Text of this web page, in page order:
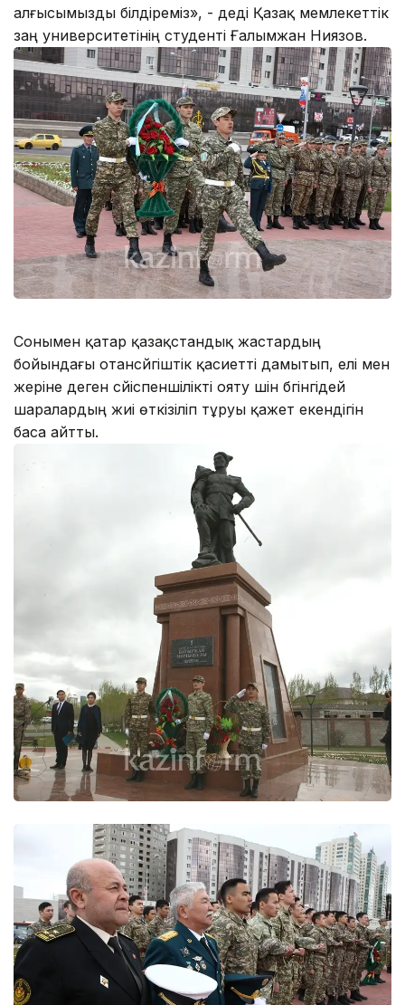
алғысымызды білдіреміз», - деді Қазақ мемлекеттік
заң университетінің студенті Ғалымжан Ниязов.
Сонымен қатар қазақстандық жастардың
бойындағы отансүйгіштік қасиетті дамытып, елі мен
жеріне деген сүйіспеншілікті ояту үшін бүгінгідей
шаралардың жиі өткізіліп тұруы қажет екендігін
баса айтты.